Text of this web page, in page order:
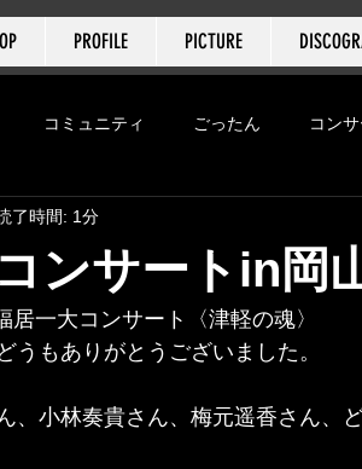
​福居一大
PROFILE PICTURE
コミュニティ ごったん コンサ
フェスティバル
ンサートin岡
了時間: 1分
一大コンサート〈津軽の魂〉
うもありがとうございました。
、小林奏貴さん、梅元遥香さん、